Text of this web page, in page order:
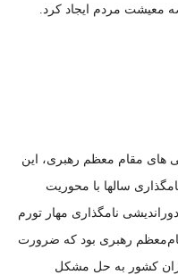
معیشت مردم ایجاد کرد.
های مقام معظم رهبری، این
سالها با محوریت
نامگذاری مهار تورم
سال‌۱۴۰۲ از سوی مقام‌معظم رهبری بود که ضرورت
کشور به حل مشکل